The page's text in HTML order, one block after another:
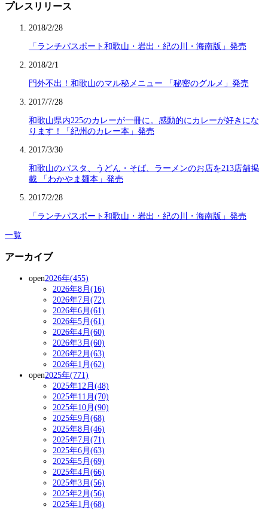
プレスリリース
2018/2/28
「ランチパスポート和歌山・岩出・紀の川・海南版」発売
2018/2/1
門外不出！和歌山のマル秘メニュー 「秘密のグルメ」発売
2017/7/28
和歌山県内225のカレーが一冊に。感動的にカレーが好きにな
ります！「紀州のカレー本」発売
2017/3/30
和歌山のパスタ、うどん・そば、ラーメンのお店を213店舗掲
載 「わかやま麺本」発売
2017/2/28
「ランチパスポート和歌山・岩出・紀の川・海南版」発売
一覧
アーカイブ
open2026年(455)
2026年8月(16)
2026年7月(72)
2026年6月(61)
2026年5月(61)
2026年4月(60)
2026年3月(60)
2026年2月(63)
2026年1月(62)
open2025年(771)
2025年12月(48)
2025年11月(70)
2025年10月(90)
2025年9月(68)
2025年8月(46)
2025年7月(71)
2025年6月(63)
2025年5月(69)
2025年4月(66)
2025年3月(56)
2025年2月(56)
2025年1月(68)